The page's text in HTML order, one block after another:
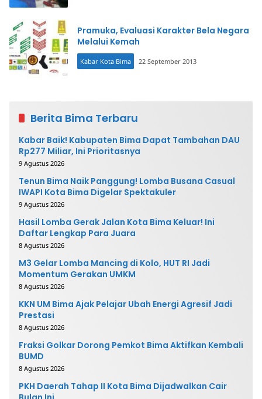
Pramuka, Evaluasi Karakter Bela Negara
Melalui Kemah
Kabar Kota Bima 22 September 2013
Berita Bima Terbaru
Kabar Baik! Kabupaten Bima Dapat Tambahan DAU
Rp277 Miliar, Ini Prioritasnya
9 Agustus 2026
Tenun Bima Naik Panggung! Lomba Busana Casual
IWAPI Kota Bima Digelar Spektakuler
9 Agustus 2026
Hasil Lomba Gerak Jalan Kota Bima Keluar! Ini
Daftar Lengkap Para Juara
8 Agustus 2026
M3 Gelar Lomba Mancing di Kolo, HUT RI Jadi
Momentum Gerakan UMKM
8 Agustus 2026
KKN UM Bima Ajak Pelajar Ubah Energi Agresif Jadi
Prestasi
8 Agustus 2026
Fraksi Golkar Dorong Pemkot Bima Aktifkan Kembali
BUMD
8 Agustus 2026
PKH Daerah Tahap II Kota Bima Dijadwalkan Cair